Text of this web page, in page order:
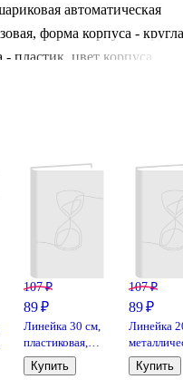
автоматическая
форма корпуса -
пластик, цвет корпуса
1 мм, Диаметр корпуса- 11
для левшей и правшей.
товаров Schneider.
107 ₽
89 ₽
Линейка 30 см,
пластиковая,
GoodMark
Купить
107 ₽
89 ₽
Линейка
GoodMark
Купить